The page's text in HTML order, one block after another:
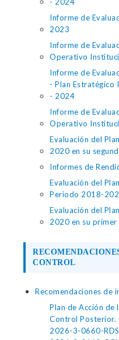
Informe de
2023
Informe de
Operativo
Informe de
- Plan Estratégico
- 2024
Informe de
Operativo
Evaluación del
2020 en su
Informes de
Evaluación del
Periodo 2018-
Evaluación del
2020 en su
CONTROL
Recomendaciones de
Plan de Acción de
Control
2026-3-0660-